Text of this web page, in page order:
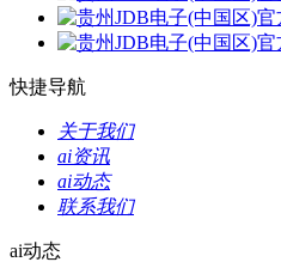
快捷导航
关于我们
ai资讯
ai动态
联系我们
ai动态